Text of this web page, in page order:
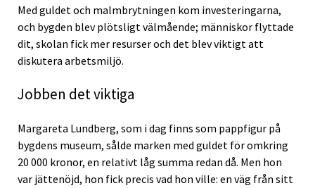
Med guldet och malmbrytningen kom investeringarna,
och bygden blev plötsligt välmående; människor flyttade
dit, skolan fick mer resurser och det blev viktigt att
diskutera arbetsmiljö.
Jobben det viktiga
Margareta Lundberg, som i dag finns som pappfigur på
bygdens museum, sålde marken med guldet för omkring
20 000 kronor, en relativt låg summa redan då. Men hon
var jättenöjd, hon fick precis vad hon ville: en väg från sitt